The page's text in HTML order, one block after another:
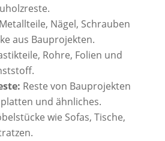
Nägel, Schrauben
aus Bauprojekten.
Rohre, Folien und
Reste von Bauprojekten
und ähnliches.
wie Sofas, Tische,